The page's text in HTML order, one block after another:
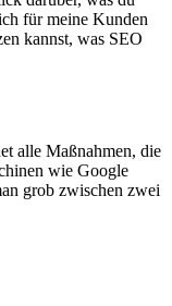
für meine Kunden
kannst, was SEO
alle Maßnahmen, die
wie Google
grob zwischen zwei